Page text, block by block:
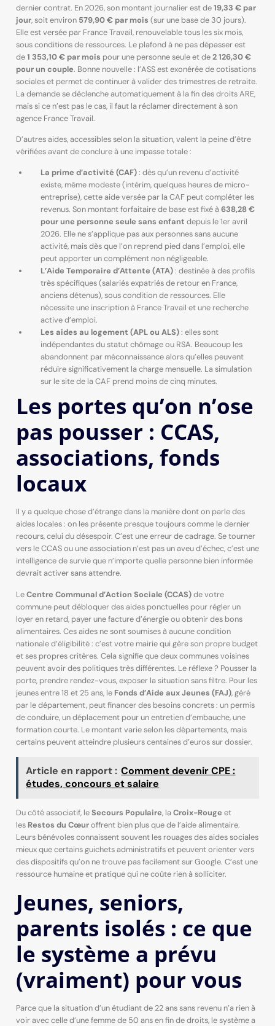
dernier contrat. En 2026, son montant journalier est de19,33 € par
jour, soit environ 579,90 € par mois (sur une base de 30 jours).
Elle est versée par France Travail, renouvelable tous les six mois,
sous conditions de ressources. Le plafond à ne pas dépasser est
de1 353,10 € par mois pour une personne seule et de2 126,30 €
pour un couple. Bonne nouvelle : l’ASS est exonérée de cotisations
sociales et permet de continuer à valider des trimestres de retraite.
La demande se déclenche automatiquement à la fin des droits ARE,
mais si ce n’est pas le cas, il faut la réclamer directement à son
agence France Travail.
D’autres aides, accessibles selon la situation, valent la peine d’être
vérifiées avant de conclure à une impasse totale :
La prime d’activité (CAF): dès qu’un revenu d’activité
existe, même modeste (intérim, quelques heures de micro-
entreprise), cette aide versée par la CAF peut compléter les
revenus. Son montant forfaitaire de base est fixé à638,28 €
pour une personne seule sans enfant depuis le 1er avril
2026. Elle ne s’applique pas aux personnes sans aucune
activité, mais dès que l’on reprend pied dans l’emploi, elle
peut apporter un complément non négligeable.
L’Aide Temporaire d’Attente (ATA): destinée à des profils
très spécifiques (salariés expatriés de retour en France,
anciens détenus), sous condition de ressources. Elle
nécessite une inscription à France Travail et une recherche
active d’emploi.
Les aides au logement (APL ou ALS): elles sont
indépendantes du statut chômage ou RSA. Beaucoup les
abandonnent par méconnaissance alors qu’elles peuvent
réduire significativement la charge mensuelle. La simulation
sur le site de la CAF prend moins de cinq minutes.
Les portes qu’on n’ose
pas pousser : CCAS,
associations, fonds
locaux
Il y a quelque chose d’étrange dans la manière dont on parle des
aides locales : on les présente presque toujours comme le dernier
recours, celui du désespoir. C’est une erreur de cadrage. Se tourner
vers le CCAS ou une association n’est pas un aveu d’échec, c’est une
intelligence de survie que n’importe quelle personne bien informée
devrait activer sans attendre.
LeCentre Communal d’Action Sociale (CCAS)de votre
commune peut débloquer des aides ponctuelles pour régler un
loyer en retard, payer une facture d’énergie ou obtenir des bons
alimentaires. Ces aides ne sont soumises à aucune condition
nationale d’éligibilité : c’est votre mairie qui gère son propre budget
et ses propres critères. Cela signifie que deux communes voisines
peuvent avoir des politiques très différentes. Le réflexe ? Pousser la
porte, prendre rendez-vous, exposer la situation sans filtre. Pour les
jeunes entre 18 et 25 ans, le Fonds d’Aide aux Jeunes (FAJ), géré
par le département, peut financer des besoins concrets : un permis
de conduire, un déplacement pour un entretien d’embauche, une
formation courte. Le montant varie selon les départements, mais
certains peuvent atteindre plusieurs centaines d’euros sur dossier.
Article en rapport : Comment devenir CPE :
études, concours et salaire
Du côté associatif, leSecours Populaire, laCroix-Rouge et
les Restos du Cœuroffrent bien plus que de l’aide alimentaire.
Leurs bénévoles connaissent souvent les rouages des aides sociales
mieux que certains guichets administratifs et peuvent orienter vers
des dispositifs qu’on ne trouve pas facilement sur Google. C’est une
ressource humaine et pratique qui ne coûte rien à solliciter.
Jeunes, seniors,
parents isolés : ce que
le système a prévu
(vraiment) pour vous
Parce que la situation d’un étudiant de 22 ans sans revenu n’a rien à
voir avec celle d’une femme de 50 ans en fin de droits, le système a